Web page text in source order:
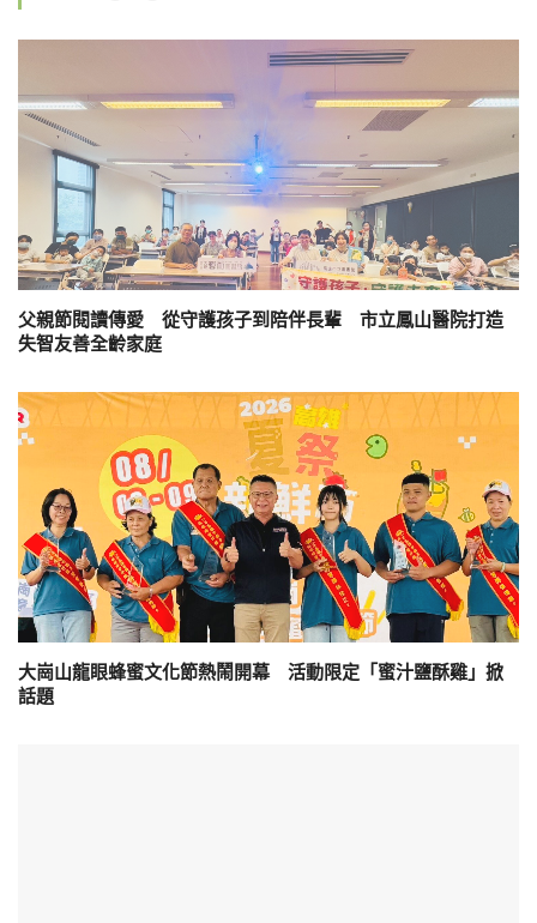
父親節閱讀傳愛 從守護孩子到陪伴長輩 市立鳳山醫院打造
失智友善全齡家庭
大崗山龍眼蜂蜜文化節熱鬧開幕 活動限定「蜜汁鹽酥雞」掀
話題